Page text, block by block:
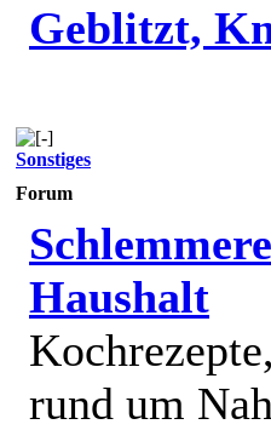
Geblitzt,
Sonstiges
Forum
Haushalt
rund um